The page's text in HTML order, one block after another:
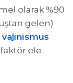
olarak %90
gelen)
vajinismus
faktör ele